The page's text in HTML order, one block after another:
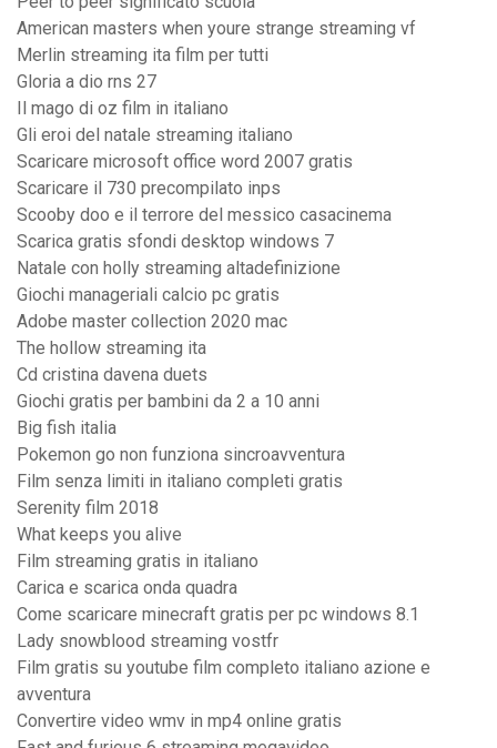
American masters when youre strange streaming vf
Merlin streaming ita film per tutti
Gloria a dio rns 27
Il mago di oz film in italiano
Gli eroi del natale streaming italiano
Scaricare microsoft office word 2007 gratis
Scaricare il 730 precompilato inps
Scooby doo e il terrore del messico casacinema
Scarica gratis sfondi desktop windows 7
Natale con holly streaming altadefinizione
Giochi manageriali calcio pc gratis
Adobe master collection 2020 mac
The hollow streaming ita
Cd cristina davena duets
Giochi gratis per bambini da 2 a 10 anni
Big fish italia
Pokemon go non funziona sincroavventura
Film senza limiti in italiano completi gratis
Serenity film 2018
What keeps you alive
Film streaming gratis in italiano
Carica e scarica onda quadra
Come scaricare minecraft gratis per pc windows 8.1
Lady snowblood streaming vostfr
Film gratis su youtube film completo italiano azione e
avventura
Convertire video wmv in mp4 online gratis